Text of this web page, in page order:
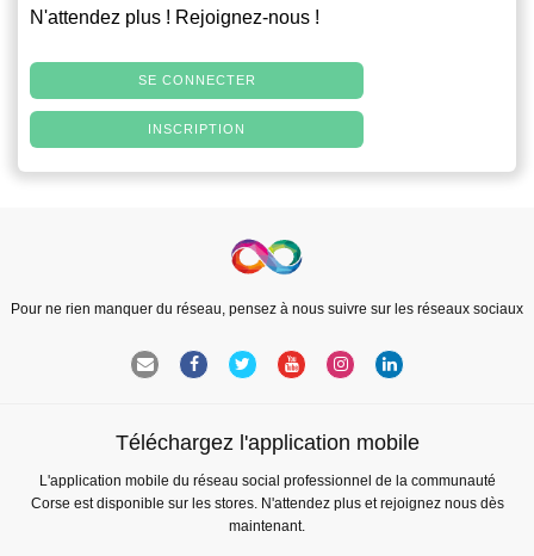
N'attendez plus ! Rejoignez-nous !
SE CONNECTER
INSCRIPTION
Pour ne rien manquer du réseau, pensez à nous suivre sur les réseaux sociaux
Téléchargez l'application mobile
L'application mobile du réseau social professionnel de la communauté
Corse est disponible sur les stores. N'attendez plus et rejoignez nous dès
maintenant.